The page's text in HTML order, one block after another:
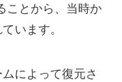
ことから、当時か
います。
によって復元さ